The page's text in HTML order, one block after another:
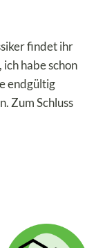
findet ihr
habe schon
endgültig
Zum Schluss